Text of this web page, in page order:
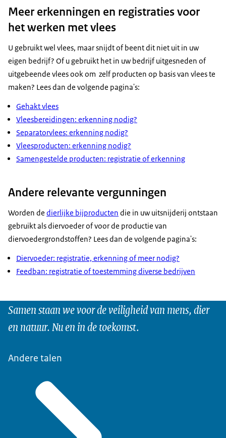
Meer erkenningen en registraties voor
het werken met vlees
U gebruikt wel vlees, maar snijdt of beent dit niet uit in uw
eigen bedrijf? Of u gebruikt het in uw bedrijf uitgesneden of
uitgebeende vlees ook om zelf producten op basis van vlees te
maken? Lees dan de volgende pagina's:
Gehakt vlees
Vleesbereidingen: erkenning nodig?
Separatorvlees: erkenning nodig?
Vleesproducten: erkenning nodig?
Samengestelde producten: registratie of erkenning
Andere relevante vergunningen
Worden de dierlijke bijproducten die in uw uitsnijderij ontstaan
gebruikt als diervoeder of voor de productie van
diervoedergrondstoffen? Lees dan de volgende pagina's:
Diervoeder: registratie, erkenning of meer nodig?
Feedban: registratie of toestemming diverse bedrijven
Samen staan we voor de veiligheid van mens, dier
en natuur. Nu en in de toekomst.
Andere talen